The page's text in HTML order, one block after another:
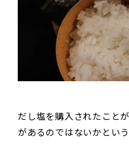
だし塩を購入されたこと
があるのではないかとい